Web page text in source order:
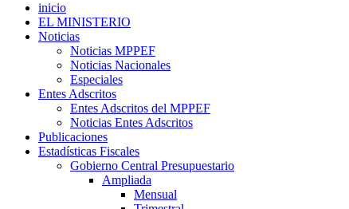
inicio
EL MINISTERIO
Noticias
Noticias MPPEF
Noticias Nacionales
Especiales
Entes Adscritos
Entes Adscritos del MPPEF
Noticias Entes Adscritos
Publicaciones
Estadísticas Fiscales
Gobierno Central Presupuestario
Ampliada
Mensual